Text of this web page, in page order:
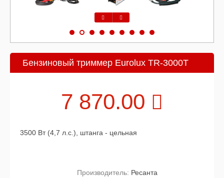
Бензиновый триммер Eurolux TR-3000T
7 870.00
3500 Вт (4,7 л.с.), штанга - цельная
Производитель: Ресанта